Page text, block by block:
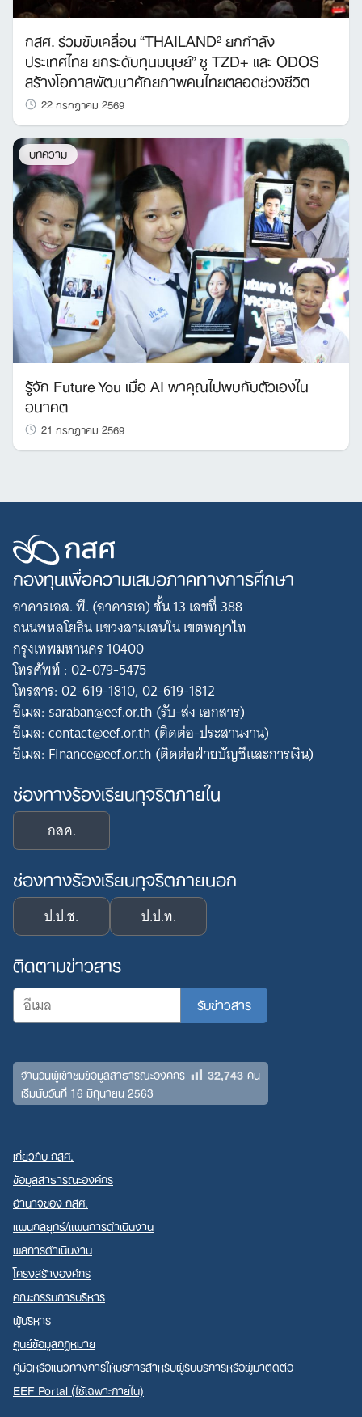
กสศ. ร่วมขับเคลื่อน “THAILAND² ยกกำลัง
ประเทศไทย ยกระดับทุนมนุษย์” ชู TZD+ และ ODOS
สร้างโอกาสพัฒนาศักยภาพคนไทยตลอดช่วงชีวิต
22 กรกฎาคม 2569
บทความ
รู้จัก Future You เมื่อ AI พาคุณไปพบกับตัวเองใน
อนาคต
21 กรกฎาคม 2569
กองทุนเพื่อความเสมอภาคทางการศึกษา
อาคารเอส. พี. (อาคารเอ) ชั้น 13 เลขที่ 388
ถนนพหลโยธิน แขวงสามเสนใน เขตพญาไท
กรุงเทพมหานคร 10400
โทรศัพท์ : 02-079-5475
โทรสาร: 02-619-1810, 02-619-1812
อีเมล: saraban@eef.or.th (รับ-ส่ง เอกสาร)
อีเมล: contact@eef.or.th (ติดต่อ-ประสานงาน)
อีเมล: Finance@eef.or.th (ติดต่อฝ่ายบัญชีและการเงิน)
ช่องทางร้องเรียนทุจริตภายใน
กสศ.
ช่องทางร้องเรียนทุจริตภายนอก
ป.ป.ช. ป.ป.ท.
ติดตามข่าวสาร
จำนวนผู้เข้าชมข้อมูลสาธารณะองค์กร 32,743คน
เริ่มนับวันที่ 16 มิถุนายน 2563
เกี่ยวกับ กสศ.
ข้อมูลสาธารณะองค์กร
อำนาจของ กสศ.
แผนกลยุทธ์/แผนการดำเนินงาน
ผลการดำเนินงาน
โครงสร้างองค์กร
คณะกรรมการบริหาร
ผู้บริหาร
ศูนย์ข้อมูลกฎหมาย
คู่มือหรือแนวทางการให้บริการสำหรับผู้รับบริการหรือผู้มาติดต่อ
EEF Portal (ใช้เฉพาะภายใน)